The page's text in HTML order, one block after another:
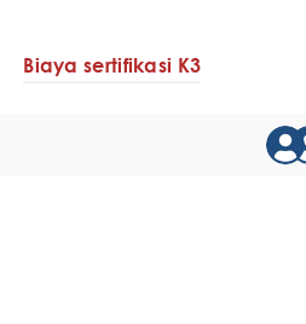
Biaya sertifikasi K3